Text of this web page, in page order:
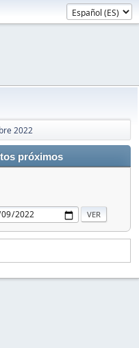
2022
próximos